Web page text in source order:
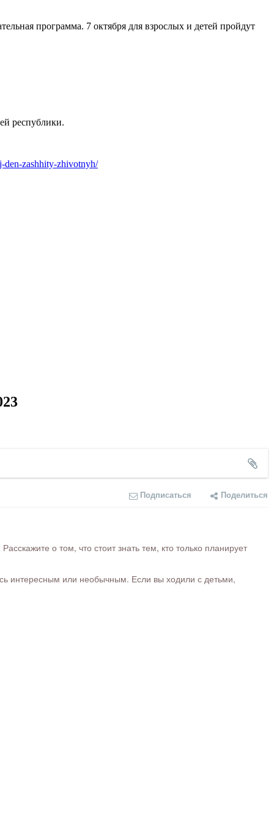
программа. 7 октября для взрослых и детей пройдут
республики.
den-zashhity-zhivotnyh/
Подписаться Поделиться
о том, что стоит знать тем, кто только планирует
интересным или необычным. Если вы ходили с детьми,